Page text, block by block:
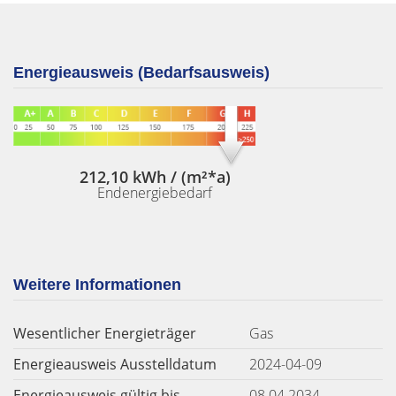
Energieausweis (Bedarfsausweis)
212,10 kWh / (m²*a)
Endenergiebedarf
Weitere Informationen
Wesentlicher Energieträger
Gas
Energieausweis Ausstelldatum
2024-04-09